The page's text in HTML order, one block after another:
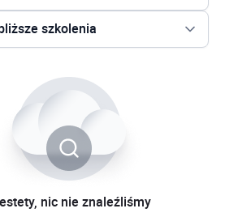
szkolenia
nic nie znaleźliśmy
Architecture Stopień II
Civil 3D Stopień I
Electrical
Map 3D Stopień I
Map 3D Stopień II
Mechanical
szkolenia